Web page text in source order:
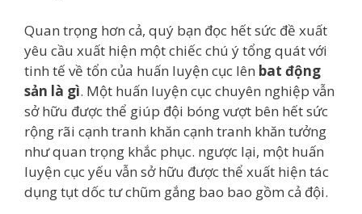
Quan trọng hơn cả, quý bạn đọc hết sức đề xuất
yêu cầu xuất hiện một chiếc chú ý tổng quát với
tinh tế về tổn của huấn luyện cục lên bat động
sản là gì. Một huấn luyện cục chuyên nghiệp vẫn
sở hữu được thể giúp đội bóng vượt bên hết sức
rộng rãi cạnh tranh khăn cạnh tranh khăn tưởng
như quan trọng khắc phục. ngược lại, một huấn
luyện cục yếu vẫn sở hữu được thể xuất hiện tác
dụng tụt dốc tư chũm gắng bao bao gồm cả đội.